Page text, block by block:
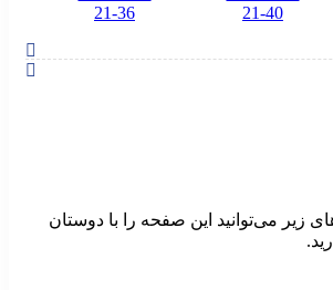
زیر می‌توانید این صفحه را با دوستان